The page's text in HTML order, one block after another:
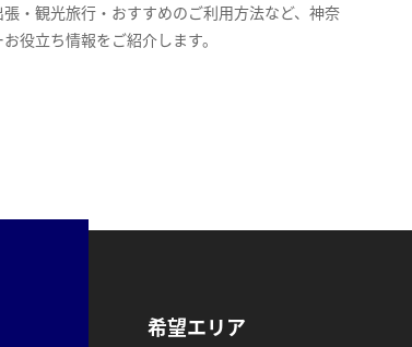
・観光旅行・おすすめのご利用方法など、神奈
役立ち情報をご紹介します。
希望エリア